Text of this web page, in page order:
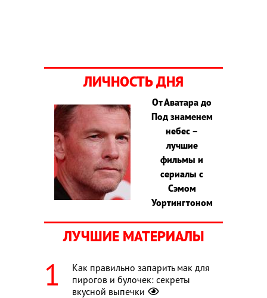
ЛИЧНОСТЬ ДНЯ
От Аватара до
Под знаменем
небес –
лучшие
фильмы и
сериалы с
Сэмом
Уортингтоном
ЛУЧШИЕ МАТЕРИАЛЫ
Как правильно запарить мак для
пирогов и булочек: секреты
вкусной выпечки